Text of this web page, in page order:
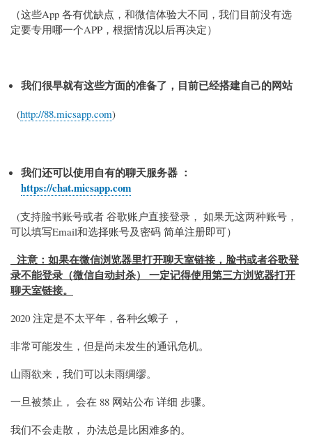
（这些App 各有优缺点，和微信体验大不同，我们目前没有选
定要专用哪一个APP，根据情况以后再决定）
我们很早就有这些方面的准备了，目前已经搭建自己的网站
(http://88.micsapp.com)
我们还可以使用自有的聊天服务器 ：
https://chat.micsapp.com
(支持脸书账号或者 谷歌账户直接登录， 如果无这两种账号，
可以填写Email和选择账号及密码 简单注册即可）
注意：如果在微信浏览器里打开聊天室链接，脸书或者谷歌登
录不能登录（微信自动封杀） 一定记得使用第三方浏览器打开
聊天室链接。
2020 注定是不太平年，各种幺蛾子 ，
非常可能发生，但是尚未发生的通讯危机。
山雨欲来，我们可以未雨绸缪。
一旦被禁止， 会在 88 网站公布 详细 步骤。
我们不会走散， 办法总是比困难多的。